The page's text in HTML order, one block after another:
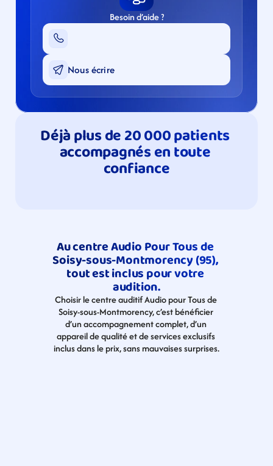
Besoin d’aide ?
Nous écrire
Déjà plus de 20 000 patients
accompagnés en toute
confiance
Au centre Audio Pour Tous de
Soisy-sous-Montmorency​​ (95),
tout est inclus pour votre
audition.
Choisir le centre auditif Audio pour Tous de
Soisy-sous-Montmorency​, c’est bénéficier
d’un accompagnement complet, d’un
appareil de qualité et de services exclusifs
inclus dans le prix, sans mauvaises surprises.